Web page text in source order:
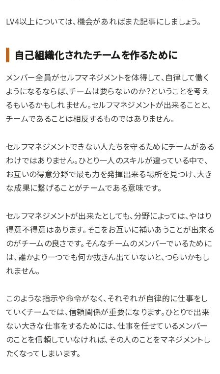
LV4以上については、機会があればまた記事にしましょう。
自己組織化されたチームを作るために
メンバー全員がセルフマネジメントを体得して、自律して働く
ようになるならば、チームは要らないのか？ということを考え
るもいるかもしれません。セルフマネジメントが出来ることと、
チームであることは相反するものではありません。
セルフマネジメントできない人たちを守るためにチームがある
わけではありません。ひとり一人のスキルが違っている中で、
お互いの得意分野で最も力を発揮出来る場所を見つけ、大き
な成果に繋げることがチームである意味です。
セルフマネジメントが出来たとしても、分野によっては、やはり
得意不得意はあります。そこをお互いに補いあうことが出来る
のがチームの良さです。そんなチームのメンバーでいるために
は、誰かより一つでも何か抜きん出ていないと、つらいかもし
れません。
このような指示や命令がなく、それぞれが自律的に仕事をし
ていくチームでは、信頼関係が重要になります。ひとりで出来
ない大きな仕事をするためには、仕事を任せているメンバー
のことを信頼していなければ、その人のことをマネジメントし
たくなってしまいます。